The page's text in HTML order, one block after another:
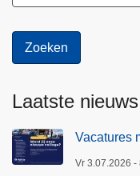
Laatste nieuws
Vacatures
Vr 3.07.2026 -